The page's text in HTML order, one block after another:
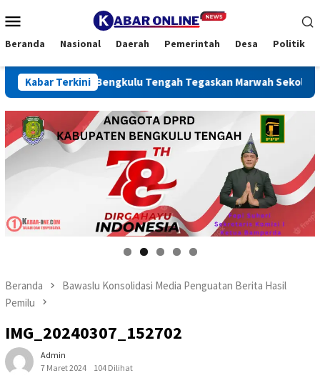
ke
Mobile
Beranda Nasional Daerah Pemerintah Desa Politik
Kabar Terkini
Bupati Bengkulu Tengah Tegaskan Marwah Sekolah Harus
Beranda
Bawaslu Konsolidasi Media Penguatan Berita Hasil
Pemilu
IMG_20240307_152702
Admin
7 Maret 2024
104 Dilihat